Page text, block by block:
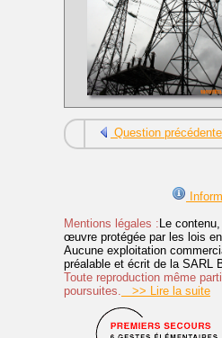
Question précédente
Mentions légales : Le
œuvre protégée par les lois
Aucune exploitation
préalable et écrit de la SARL
Toute reproduction même
poursuites.
>> Lire la suite